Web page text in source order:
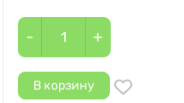
- +
В корзину